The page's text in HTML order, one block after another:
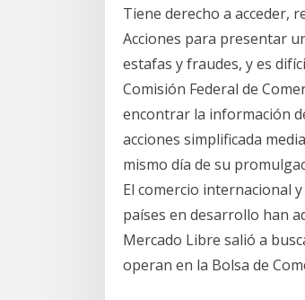
Tiene derecho a acceder,
Acciones para presentar
estafas y fraudes, y es
Comisión Federal de
encontrar la información
acciones simplificada
mismo día de su
El comercio internacional
países en desarrollo han
Mercado Libre salió a
operan en la Bolsa de